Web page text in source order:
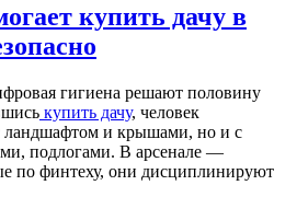
купить дачу в
гигиена решают половину
купить дачу, человек
ландшафтом и крышами, но и с
подлогами. В арсенале —
по финтеху, они дисциплинируют